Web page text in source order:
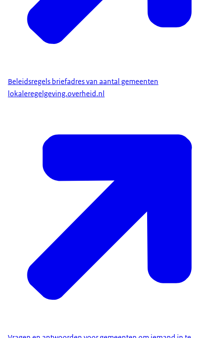
Beleidsregels briefadres van aantal gemeenten
lokaleregelgeving.overheid.nl